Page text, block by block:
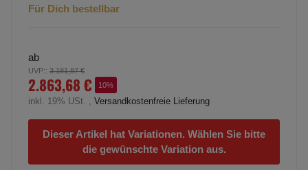
Für Dich bestellbar
ab
UVP:: 3.181,87 €
2.863,68 € 10%
inkl. 19% USt. , Versandkostenfreie Lieferung
Dieser Artikel hat Variationen. Wählen Sie bitte
die gewünschte Variation aus.